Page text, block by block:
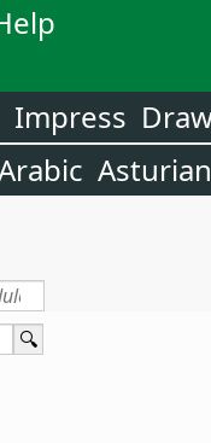
Impress
Asturian